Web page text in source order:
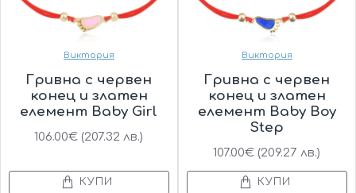
Виктория
Гривна с червен
конец и златен
елемент Baby Girl
106.00€ (207.32 лв.)
КУПИ
Виктория
Гривна с червен
конец и златен
елемент Baby Boy
Step
107.00€ (209.27 лв.)
КУПИ